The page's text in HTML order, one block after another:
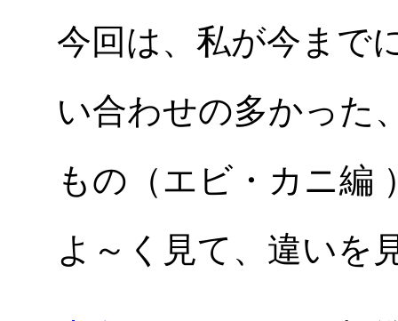
今回は、私が今まで
い合わせの多かった
もの（エビ・カニ編
よ～く見て、違いを